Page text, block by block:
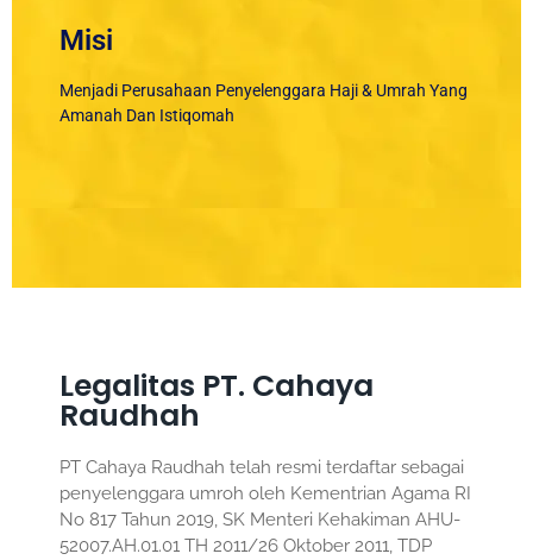
Misi
Menjadi Perusahaan Penyelenggara Haji & Umrah Yang
Amanah Dan Istiqomah
Legalitas PT. Cahaya
Raudhah
PT Cahaya Raudhah telah resmi terdaftar sebagai
penyelenggara umroh oleh Kementrian Agama RI
No 817 Tahun 2019, SK Menteri Kehakiman AHU-
52007.AH.01.01 TH 2011/26 Oktober 2011, TDP